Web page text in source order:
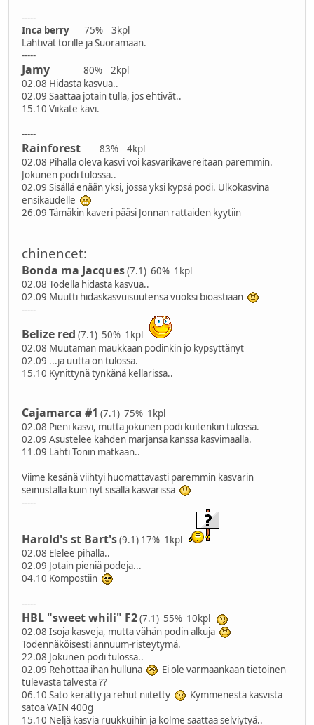
-----
Inca berry 75% 3kpl
Lähtivät torille ja Suoramaan.
-----
Jamy 80% 2kpl
02.08 Hidasta kasvua..
02.09 Saattaa jotain tulla, jos ehtivät..
15.10 Viikate kävi.
-----
Rainforest 83% 4kpl
02.08 Pihalla oleva kasvi voi kasvarikavereitaan paremmin.
Jokunen podi tulossa..
02.09 Sisällä enään yksi, jossayksi kypsä podi. Ulkokasvina
ensikaudelle
26.09 Tämäkin kaveri pääsi Jonnan rattaiden kyytiin
chinencet:
Bonda ma Jacques(7.1) 60% 1kpl
02.08 Todella hidasta kasvua..
02.09 Muutti hidaskasvuisuutensa vuoksi bioastiaan
-----
Belize red (7.1) 50% 1kpl
02.08 Muutaman maukkaan podinkin jo kypsyttänyt
02.09 ...ja uutta on tulossa.
15.10 Kynittynä tynkänä kellarissa..
Cajamarca #1 (7.1) 75% 1kpl
02.08 Pieni kasvi, mutta jokunen podi kuitenkin tulossa.
02.09 Asustelee kahden marjansa kanssa kasvimaalla.
11.09 Lähti Tonin matkaan..
Viime kesänä viihtyi huomattavasti paremmin kasvarin
seinustalla kuin nyt sisällä kasvarissa
-----
Harold's st Bart's(9.1) 17% 1kpl
02.08 Elelee pihalla..
02.09 Jotain pieniä podeja...
04.10 Kompostiin
-----
HBL "sweet whili" F2(7.1) 55% 10kpl
02.08 Isoja kasveja, mutta vähän podin alkuja
Todennäköisesti annuum-risteytymä.
22.08 Jokunen podi tulossa..
02.09 Rehottaa ihan hulluna
Ei ole varmaankaan tietoinen
tulevasta talvesta ??
06.10 Sato kerätty ja rehut niitetty
Kymmenestä kasvista
satoa VAIN 400g
15.10 Neljä kasvia ruukkuihin ja kolme saattaa selviytyä..